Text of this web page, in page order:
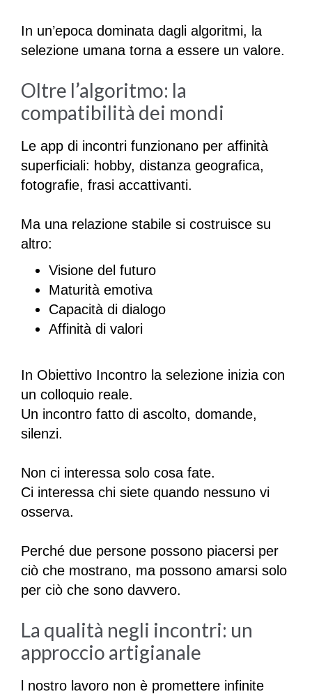
In un’epoca dominata dagli algoritmi, la
selezione umana torna a essere un valore.
Oltre l’algoritmo: la
compatibilità dei mondi
Le app di incontri funzionano per affinità
superficiali: hobby, distanza geografica,
fotografie, frasi accattivanti.
Ma una relazione stabile si costruisce su
altro:
Visione del futuro
Maturità emotiva
Capacità di dialogo
Affinità di valori
In Obiettivo Incontro la selezione inizia con
un colloquio reale.
Un incontro fatto di ascolto, domande,
silenzi.
Non ci interessa solo cosa fate.
Ci interessa chi siete quando nessuno vi
osserva.
Perché due persone possono piacersi per
ciò che mostrano, ma possono amarsi solo
per ciò che sono davvero.
La qualità negli incontri: un
approccio artigianale
l nostro lavoro non è promettere infinite